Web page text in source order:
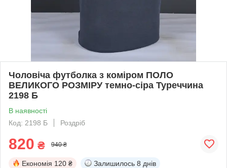
Чоловіча футболка з коміром ПОЛО
ВЕЛИКОГО РОЗМІРУ темно-сіра Туреччина
2198 Б
В наявності
Код: 2198 Б
Роздріб
820 ₴ 940 ₴
Економія 120 ₴ Залишилось 8 днів